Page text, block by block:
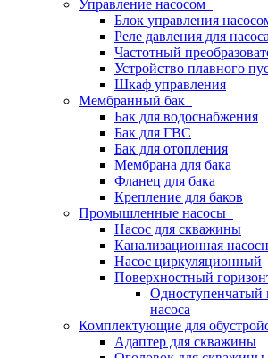
Управление насосом
Блок управления
Реле давления для насоса
Частотный
Устройство плавного
Шкаф управления
Мембранный бак
Бак для водоснабжения
Бак для ГВС
Бак для отопления
Мембрана для бака
Фланец для бака
Крепление для баков
Промышленные насосы
Насос для скважины
Канализационная
Насос циркуляционный
Поверхностный
Одноступенчатый
насоса
Комплектующие для
Адаптер для скважины